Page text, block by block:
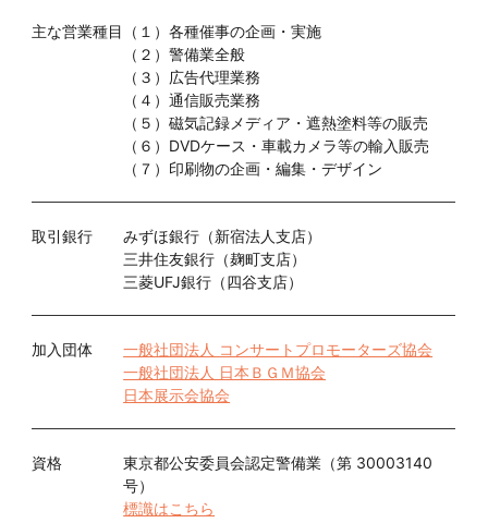
主な営業種目
（１）各種催事の企画・実施
（２）警備業全般
（３）広告代理業務
（４）通信販売業務
（５）磁気記録メディア・遮熱塗料等の販売
（６）DVDケース・車載カメラ等の輸入販売
（７）印刷物の企画・編集・デザイン
取引銀行
みずほ銀行（新宿法人支店）
三井住友銀行（麹町支店）
三菱UFJ銀行（四谷支店）
加入団体
一般社団法人 コンサートプロモーターズ協会
一般社団法人 日本ＢＧＭ協会
日本展示会協会
資格
東京都公安委員会認定警備業（第 30003140
号）
標識はこちら